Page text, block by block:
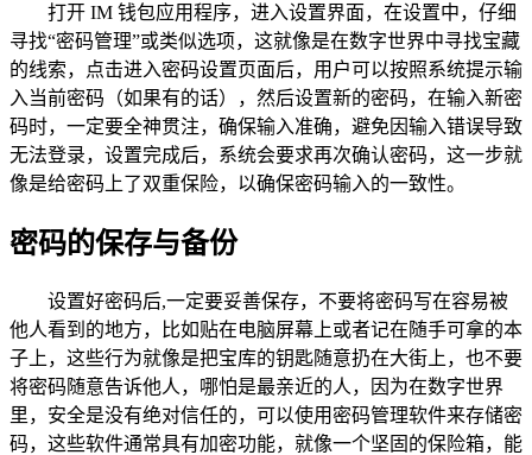
打开 IM 钱包应用程序，进入设置界面，在设置中，仔细
寻找“密码管理”或类似选项，这就像是在数字世界中寻找宝藏
的线索，点击进入密码设置页面后，用户可以按照系统提示输
入当前密码（如果有的话），然后设置新的密码，在输入新密
码时，一定要全神贯注，确保输入准确，避免因输入错误导致
无法登录，设置完成后，系统会要求再次确认密码，这一步就
像是给密码上了双重保险，以确保密码输入的一致性。
密码的保存与备份
设置好密码后,一定要妥善保存，不要将密码写在容易被
他人看到的地方，比如贴在电脑屏幕上或者记在随手可拿的本
子上，这些行为就像是把宝库的钥匙随意扔在大街上，也不要
将密码随意告诉他人，哪怕是最亲近的人，因为在数字世界
里，安全是没有绝对信任的，可以使用密码管理软件来存储密
码，这些软件通常具有加密功能，就像一个坚固的保险箱，能